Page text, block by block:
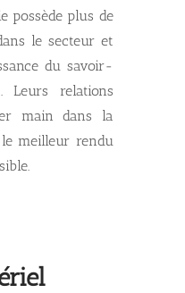
possède plus de
le secteur et
du savoir-
Leurs relations
main dans la
meilleur rendu